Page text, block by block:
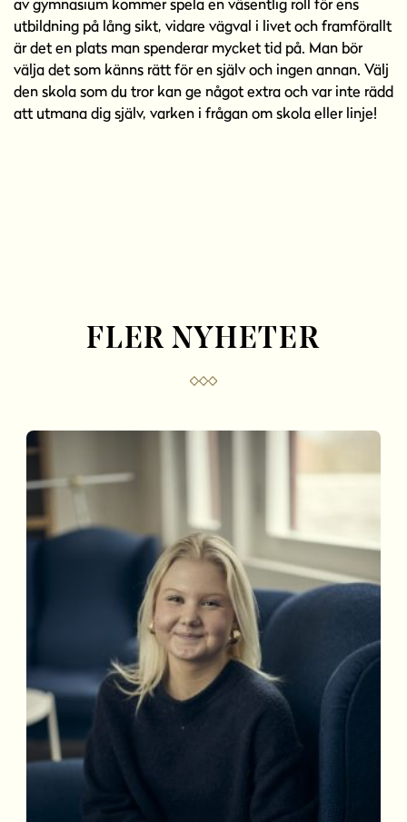
utbildning på lång sikt, vidare vägval i livet och framförallt
är det en plats man spenderar mycket tid på. Man bör
välja det som känns rätt för en själv och ingen annan. Välj
den skola som du tror kan ge något extra och var inte rädd
att utmana dig själv, varken i frågan om skola eller linje!
FLER NYHETER